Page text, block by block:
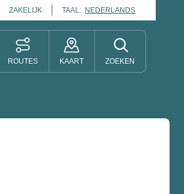
ZAKELIJK TAAL: NEDERLANDS
ROUTES KAART ZOEKEN